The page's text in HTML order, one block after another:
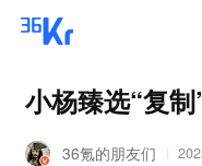
小杨臻选“复
36氪的朋友们